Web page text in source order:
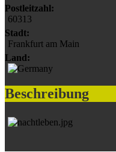
Postleitzahl:
60313
Stadt:
Frankfurt am Main
Land:
Beschreibung